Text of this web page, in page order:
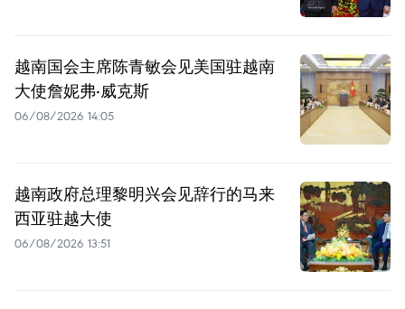
越南国会主席陈青敏会见美国驻越南
大使詹妮弗·威克斯
06/08/2026 14:05
越南政府总理黎明兴会见辞行的马来
西亚驻越大使
06/08/2026 13:51